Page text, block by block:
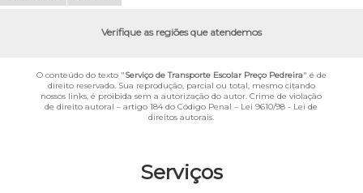
Serviços
Verifique as regiões que atendemos
O conteúdo do texto "Serviço de Transporte Escolar Preço Pedreira" é de
direito reservado. Sua reprodução, parcial ou total, mesmo citando
nossos links, é proibida sem a autorização do autor. Crime de violação
de direito autoral – artigo 184 do Código Penal – Lei 9610/98 - Lei de
direitos autorais.